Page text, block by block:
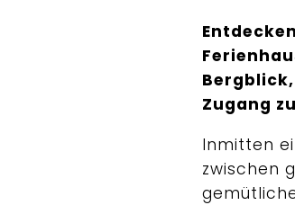
Zugang
Inmitten
zwischen